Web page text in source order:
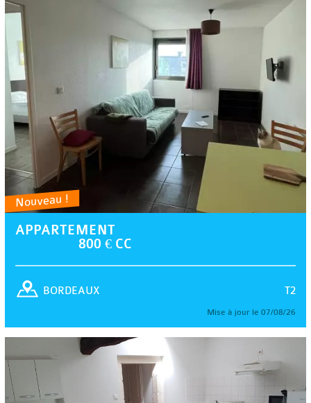
Nouveau !
APPARTEMENT
800 € CC
T2
BORDEAUX
Mise à jour le 07/08/26